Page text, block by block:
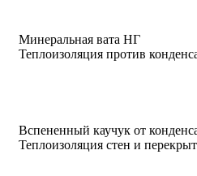
Минеральная вата НГ
Теплоизоляция против
Вспененный каучук от
Теплоизоляция стен и